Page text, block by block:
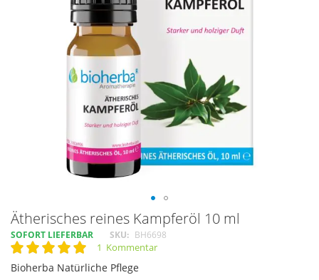
Ätherisches reines Kampferöl 10 ml
SOFORT LIEFERBAR SKU BH6698
Rating: 1 Kommentar
Bioherba Natürliche Pflege
Skip
to
the
beginning
of